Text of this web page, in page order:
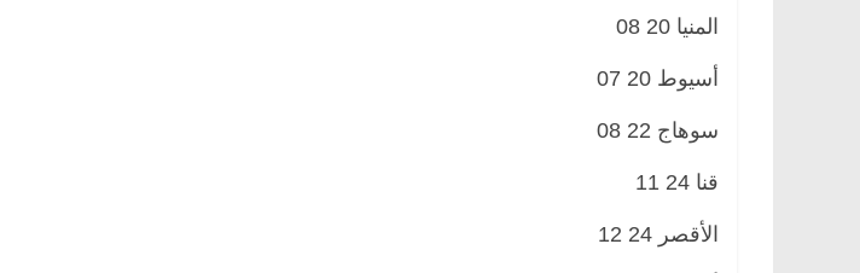
المنيا 20 08
أسيوط 20 07
سوهاج 22 08
قنا 24 11
الأقصر 24 12